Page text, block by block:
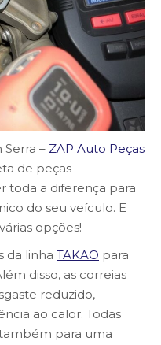
– ZAP Auto Peças
de peças
toda a diferença para
do seu veículo. E
opções!
da linha TAKAO para
disso, as correias
reduzido,
ao calor. Todas
para uma